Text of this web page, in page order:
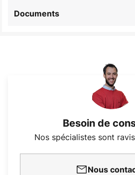
Documents
Besoin de
Nos spécialistes sont
Nous